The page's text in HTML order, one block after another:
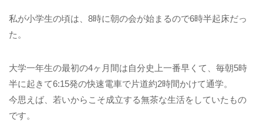
私が小学生の頃は、8時に朝の会が始まるので6時半起床だっ
た。
大学一年生の最初の4ヶ月間は自分史上一番早くて、毎朝5時
半に起きて6:15発の快速電車で片道約2時間かけて通学。
今思えば、若いからこそ成立する無茶な生活をしていたもの
です。